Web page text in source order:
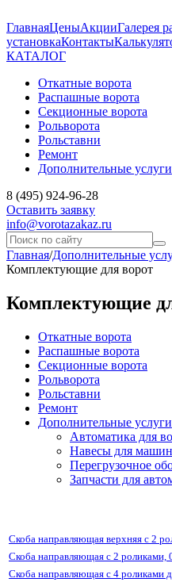
ГлавнаяЦеныАкцииГалерея
установкаКонтакты
КАТАЛОГ
Откатные ворота
Распашные ворота
Секционные ворота
Рольворота
Рольставни
Ремонт
Дополнительные услуги
8 (495) 924-96-28
Оставить заявку
info@vorotazakaz.ru
Главная/Дополнительные
Комплектующие для ворот
Комплектующие
Откатные ворота
Распашные ворота
Секционные ворота
Рольворота
Рольставни
Ремонт
Дополнительные услуги
Автоматика для
Навесы для машин
Перегрузочное
Запчасти для
Скоба направляющая верхняя с 2
Скоба направляющая с 2 роликами,
Скоба направляющая с 4 роликами